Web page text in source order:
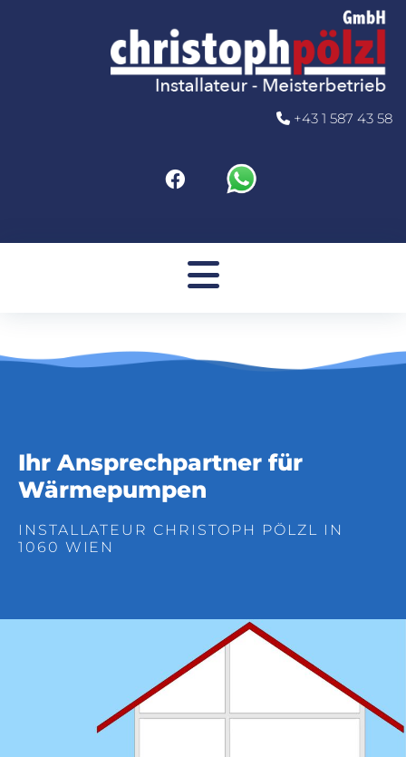
 +43 1 587 43 58

Ihr Ansprechpartner für
Wärmepumpen
INSTALLATEUR CHRISTOPH PÖLZL IN
1060 WIEN